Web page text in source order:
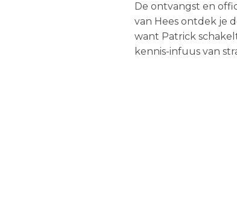
De ontvangst en
van Hees ontdek je
want Patrick
kennis-infuus van